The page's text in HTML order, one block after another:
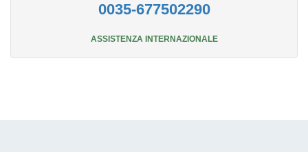
0035-677502290
ASSISTENZA INTERNAZIONALE